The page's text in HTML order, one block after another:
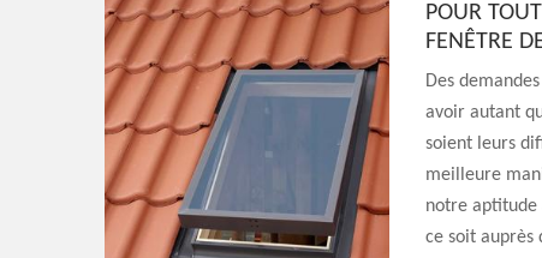
POUR
FENÊTRE
Des
avoir autant
soient leurs
meilleure
notre aptitude
ce soit auprès